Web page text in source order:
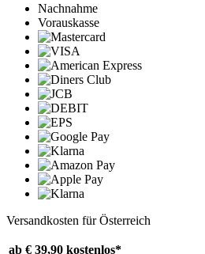
Nachnahme
Vorauskasse
Versandkosten für Österreich
ab € 39,90 kostenlos*